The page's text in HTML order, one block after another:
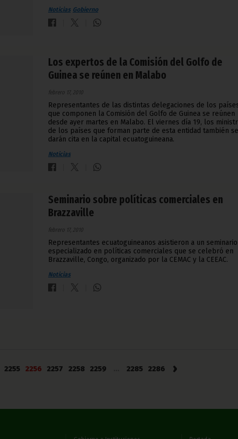
Noticias Gobierno
Los expertos de la Comisión del Golfo de
Guinea se reúnen en Malabo
febrero 17, 2010
Representantes de las distintas delegaciones de los
que componen la Comisión del Golfo de Guinea se reúnen
desde ayer martes en Malabo. El viernes día 19, los
de los países que forman parte de esta entidad también se
darán cita en la capital ecuatoguineana.
Noticias
Seminario sobre políticas comerciales en
Brazzaville
febrero 17, 2010
Representantes ecuatoguineanos asistieron a un seminario
especializado en políticas comerciales que se celebró en
Brazzaville, Congo, organizado por la CEMAC y la CEEAC.
Noticias
2255 2256 2257 2258 2259 2285 2286 ›